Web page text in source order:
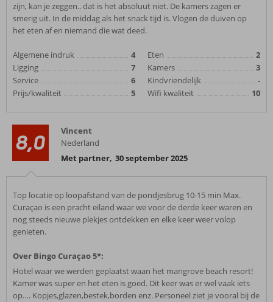
zijn, kan je zeggen.. dat is het absoluut niet. De kamers zagen er
smerig uit. In de middag als het snack tijd is. Vlogen de duiven op
het eten af en niemand die wat deed.
Algemene indruk
4
Ligging
7
Service
6
Prijs/kwaliteit
5
Eten
2
Kamers
3
Kindvriendelijk
-
Wifi kwaliteit
10
8,0
Vincent
Nederland
Met partner, 30 september 2025
Top locatie op loopafstand van de pondjesbrug 10-15 min Max.
Curaçao is een pracht eiland waar we voor de derde keer waren en
nog steeds nieuwe plekjes ontdekken en elke keer weer volop
genieten.
Over Bingo Curaçao 5*:
Hotel waar we werden geplaatst waan het mangrove beach resort!
Kamer was super en het eten is goed. Dit keer was er wel vaak iets
op…. Kopjes,glazen,bestek,borden enz. Personeel ziet je vooral bij de